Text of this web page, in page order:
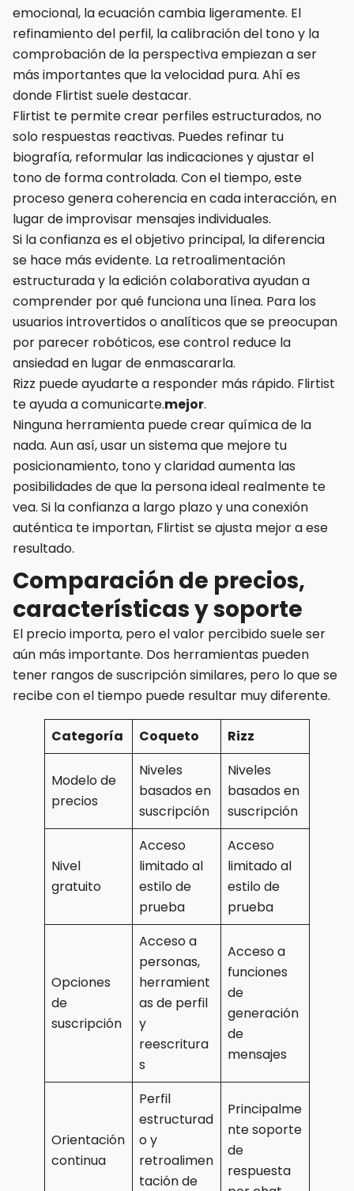
emocional, la ecuación cambia ligeramente. El
refinamiento del perfil, la calibración del tono y la
comprobación de la perspectiva empiezan a ser
más importantes que la velocidad pura. Ahí es
donde Flirtist suele destacar.
Flirtist te permite crear perfiles estructurados, no
solo respuestas reactivas. Puedes refinar tu
biografía, reformular las indicaciones y ajustar el
tono de forma controlada. Con el tiempo, este
proceso genera coherencia en cada interacción, en
lugar de improvisar mensajes individuales.
Si la confianza es el objetivo principal, la diferencia
se hace más evidente. La retroalimentación
estructurada y la edición colaborativa ayudan a
comprender por qué funciona una línea. Para los
usuarios introvertidos o analíticos que se preocupan
por parecer robóticos, ese control reduce la
ansiedad en lugar de enmascararla.
Rizz puede ayudarte a responder más rápido. Flirtist
te ayuda a comunicarte.mejor.
Ninguna herramienta puede crear química de la
nada. Aun así, usar un sistema que mejore tu
posicionamiento, tono y claridad aumenta las
posibilidades de que la persona ideal realmente te
vea. Si la confianza a largo plazo y una conexión
auténtica te importan, Flirtist se ajusta mejor a ese
resultado.
Comparación de precios,
características y soporte
El precio importa, pero el valor percibido suele ser
aún más importante. Dos herramientas pueden
tener rangos de suscripción similares, pero lo que se
recibe con el tiempo puede resultar muy diferente.
Categoría Coqueto Rizz
Modelo de
precios
Niveles
basados ​​en
suscripción
Niveles
basados ​​en
suscripción
Nivel
gratuito
Acceso
limitado al
estilo de
prueba
Acceso
limitado al
estilo de
prueba
Opciones
de
suscripción
Acceso a
personas,
herramient
as de perfil
y
reescritura
s
Acceso a
funciones
de
generación
de
mensajes
Orientación
continua
Perfil
estructurad
o y
retroalimen
tación de
Principalme
nte soporte
de
respuesta